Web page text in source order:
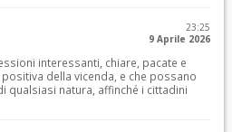
23:25
9 Aprile 2026
interessanti, chiare, pacate e
della vicenda, e che possano
qualsiasi natura, affinché i cittadini